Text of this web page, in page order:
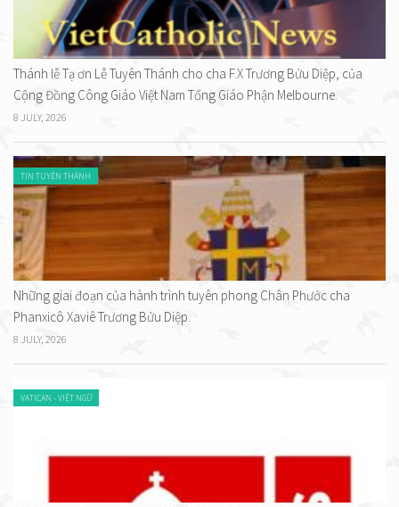
Thánh lễ Tạ ơn Lễ Tuyên Thánh cho cha F.X Trương Bửu Diệp, của
Cộng Đồng Công Giáo Việt Nam Tổng Giáo Phận Melbourne.
8 JULY, 2026
TIN TUYÊN THÁNH
Những giai đoạn của hành trình tuyên phong Chân Phước cha
Phanxicô Xaviê Trương Bửu Diệp.
8 JULY, 2026
VATICAN - VIỆT NGỮ